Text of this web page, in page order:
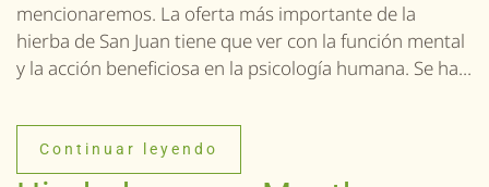
mencionaremos. La oferta más importante de la
hierba de San Juan tiene que ver con la función mental
y la acción beneficiosa en la psicología humana. Se ha...
Continuar leyendo